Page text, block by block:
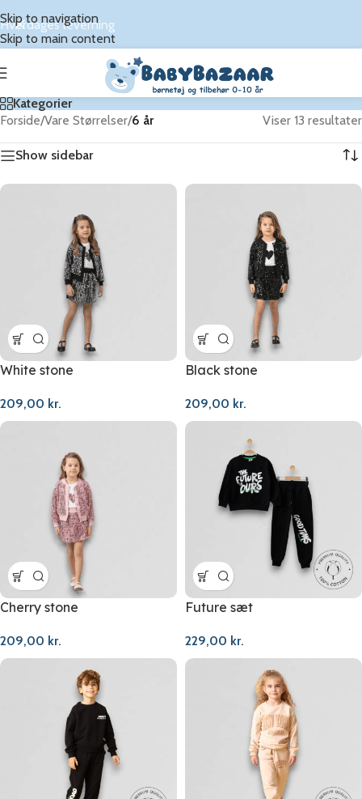
Skip to navigation
Skip to main content
Hverdages leverning
Kategorier
Forside/Vare Størrelser/6 år Viser 13 resultater
Show sidebar
White stone
209,00 kr.
Black stone
209,00 kr.
Cherry stone
209,00 kr.
Future sæt
229,00 kr.